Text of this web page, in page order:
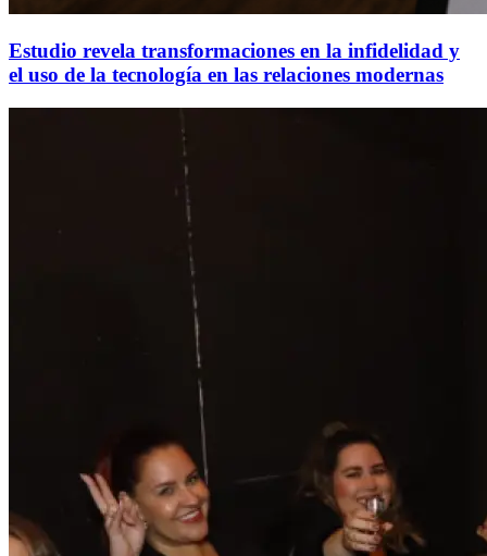
Estudio revela transformaciones en la infidelidad y
el uso de la tecnología en las relaciones modernas